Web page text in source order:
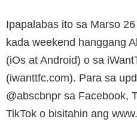
Ipapalabas ito sa Marso
kada weekend hanggang
(iOs at Android) o sa
(iwanttfc.com). Para sa
@abscbnpr sa Facebook,
TikTok o bisitahin ang